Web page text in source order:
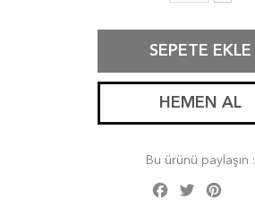
SEPETE EKLE
HEMEN AL
Bu ürünü paylaşın :
Facebook
Twitter